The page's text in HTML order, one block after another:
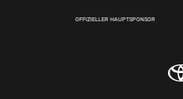
OFFIZIELLER HAUPTSPONSOR